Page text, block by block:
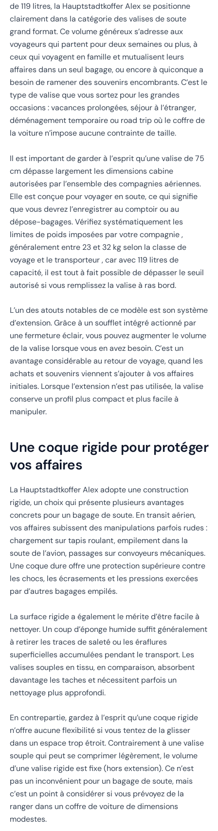
de 119 litres, la Hauptstadtkoffer Alex se positionne
clairement dans la catégorie des valises de soute
grand format. Ce volume généreux s’adresse aux
voyageurs qui partent pour deux semaines ou plus, à
ceux qui voyagent en famille et mutualisent leurs
affaires dans un seul bagage, ou encore à quiconque a
besoin de ramener des souvenirs encombrants. C’est le
type de valise que vous sortez pour les grandes
occasions : vacances prolongées, séjour à l’étranger,
déménagement temporaire ou road trip où le coffre de
la voiture n’impose aucune contrainte de taille.
Il est important de garder à l’esprit qu’une valise de 75
cm dépasse largement les dimensions cabine
autorisées par l’ensemble des compagnies aériennes.
Elle est conçue pour voyager en soute, ce qui signifie
que vous devrez l’enregistrer au comptoir ou au
dépose-bagages. Vérifiez systématiquement les
limites de poids imposées par votre compagnie ,
généralement entre 23 et 32 kg selon la classe de
voyage et le transporteur , car avec 119 litres de
capacité, il est tout à fait possible de dépasser le seuil
autorisé si vous remplissez la valise à ras bord.
L’un des atouts notables de ce modèle est son système
d’extension. Grâce à un soufflet intégré actionné par
une fermeture éclair, vous pouvez augmenter le volume
de la valise lorsque vous en avez besoin. C’est un
avantage considérable au retour de voyage, quand les
achats et souvenirs viennent s’ajouter à vos affaires
initiales. Lorsque l’extension n’est pas utilisée, la valise
conserve un profil plus compact et plus facile à
manipuler.
Une coque rigide pour protéger
vos affaires
La Hauptstadtkoffer Alex adopte une construction
rigide, un choix qui présente plusieurs avantages
concrets pour un bagage de soute. En transit aérien,
vos affaires subissent des manipulations parfois rudes :
chargement sur tapis roulant, empilement dans la
soute de l’avion, passages sur convoyeurs mécaniques.
Une coque dure offre une protection supérieure contre
les chocs, les écrasements et les pressions exercées
par d’autres bagages empilés.
La surface rigide a également le mérite d’être facile à
nettoyer. Un coup d’éponge humide suffit généralement
à retirer les traces de saleté ou les éraflures
superficielles accumulées pendant le transport. Les
valises souples en tissu, en comparaison, absorbent
davantage les taches et nécessitent parfois un
nettoyage plus approfondi.
En contrepartie, gardez à l’esprit qu’une coque rigide
n’offre aucune flexibilité si vous tentez de la glisser
dans un espace trop étroit. Contrairement à une valise
souple qui peut se comprimer légèrement, le volume
d’une valise rigide est fixe (hors extension). Ce n’est
pas un inconvénient pour un bagage de soute, mais
c’est un point à considérer si vous prévoyez de la
ranger dans un coffre de voiture de dimensions
modestes.